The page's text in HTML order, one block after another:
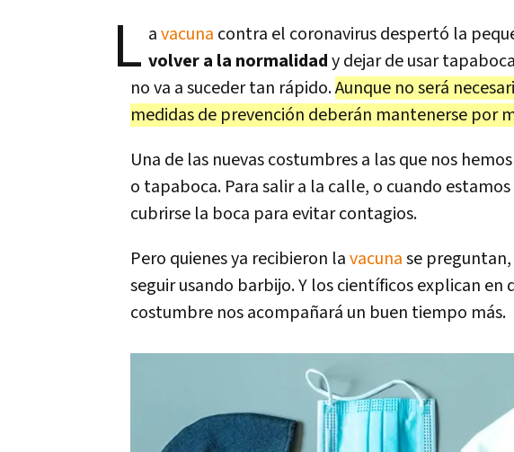
L avacuna contra el coronavirus despertó la
volver a la normalidady dejar de usar
no va a suceder tan rápido.Aunque no será
medidas de prevención deberán mantenerse por
Una de las nuevas costumbres a las que nos
o tapaboca. Para salir a la calle, o cuando
cubrirse la boca para evitar contagios.
Pero quienes ya recibieron lavacunase
seguir usando barbijo. Y los científicos explican
costumbre nos acompañará un buen tiempo más.